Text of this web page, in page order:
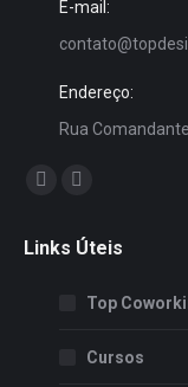
E-mail:
Endereço:
Rua
Encontre-nos em:
opens
window
opens
window
Links Úteis
Top
Cursos